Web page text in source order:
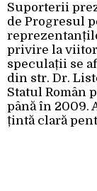
Suporterii
de Progresul
privire la
speculații se
din str. Dr.
Statul Român
până în 2009.
țintă clară